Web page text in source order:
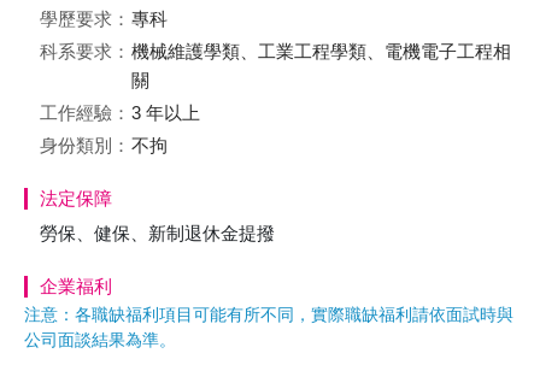
學歷要求： 專科
科系要求： 機械維護學類、工業工程學類、電機電子工程相
關
工作經驗： 3 年以上
身份類別： 不拘
法定保障
勞保、健保、新制退休金提撥
企業福利
注意：各職缺福利項目可能有所不同，實際職缺福利請依面試時與
公司面談結果為準。